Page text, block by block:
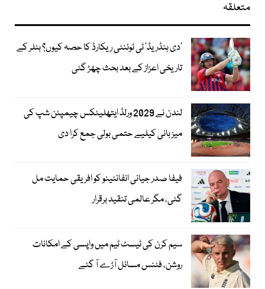
متعلقہ
’دی ہنڈریڈ‘ ٹی ٹوئنٹی ریکارڈ کا حصہ کیوں؟ بٹلر کے
تاریخی اعزاز کے بعد بحث چھڑ گئی
لندن نے 2029 ورلڈ ایتھلیٹکس چیمپئن شپ کی
میزبانی کیلیے حتمی بولی جمع کرا دی
فیفا صدر جیانی انفانٹینو کو افریقی حمایت مل
گئی، مگر عالمی تنقید برقرار
سیم کرن کی ٹیسٹ ٹیم میں واپسی کے امکانات
روشن، فٹنس مسائل آڑے آ گئے